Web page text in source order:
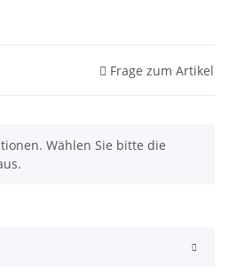
Frage zum Artikel
Wählen Sie bitte die